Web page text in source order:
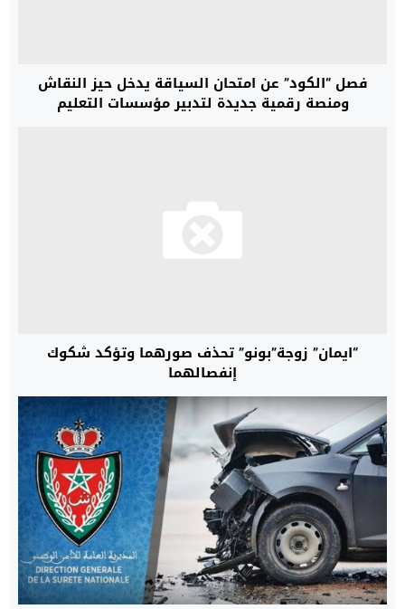
فصل “الكود” عن امتحان السياقة يدخل حيز النقاش
ومنصة رقمية جديدة لتدبير مؤسسات التعليم
“ايمان” زوجة”بونو” تحذف صورهما وتؤكد شكوك
إنفصالهما